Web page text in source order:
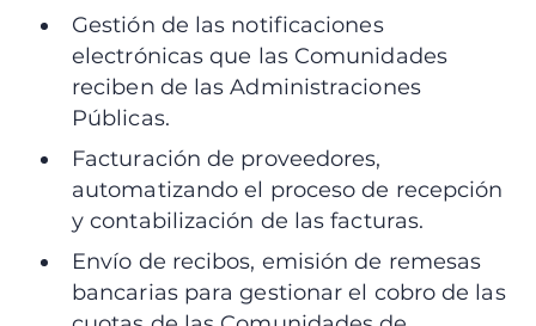
Gestión de las notificaciones
electrónicas que las Comunidades
reciben de las Administraciones
Públicas.
Facturación de proveedores,
automatizando el proceso de recepción
y contabilización de las facturas.
Envío de recibos, emisión de remesas
bancarias para gestionar el cobro de las